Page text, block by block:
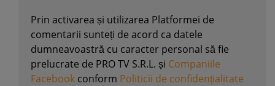
Prin activarea și utilizarea Platformei de
comentarii sunteți de acord ca datele
dumneavoastră cu caracter personal să fie
prelucrate de PRO TV S.R.L. și Companiile
Facebook conform Politicii de confidențialitate